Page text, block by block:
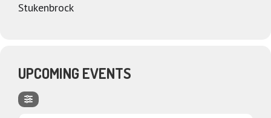
Stukenbrock
UPCOMING EVENTS